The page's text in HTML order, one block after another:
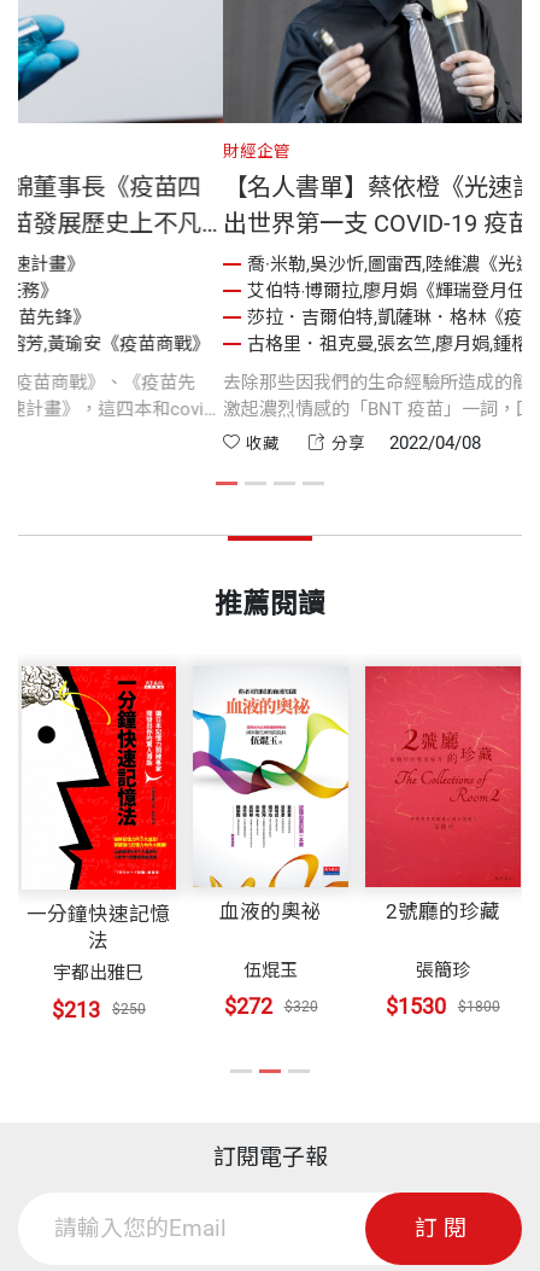
單】晟德集團林榮錦董事長《疫苗四
專文：見證人類疫苗發展歷史上不凡
,吳沙忻,圖雷西,陸維濃《光速計畫》
‧博爾拉,廖月娟《輝瑞登月任務》
吉爾伯特,凱薩琳．格林《疫苗先鋒》
．祖克曼,張玄竺,廖月娟,鍾榕芳,黃瑜安《疫苗商戰》
版40 週年的知識獻禮：《疫苗商戰》、《疫苗先
瑞登月任務》及《BNT光速計畫》，這四本和covid-
及商業競爭有關的書籍，不僅早在歐美排行榜盤踞
【名人書
出世界第
了多少準
喬·米勒,
艾伯特‧
莎拉．吉
古格里．
去除那些因
激起濃烈情
醫學博物館
收藏
推薦閱讀
一分鐘快速記憶
法
宇都出雅巳
$213 $250
血液的奧祕
伍焜玉
$272 $320
2號廳的珍藏
張簡珍
$1530 $1800
訂閱電子報
訂閱